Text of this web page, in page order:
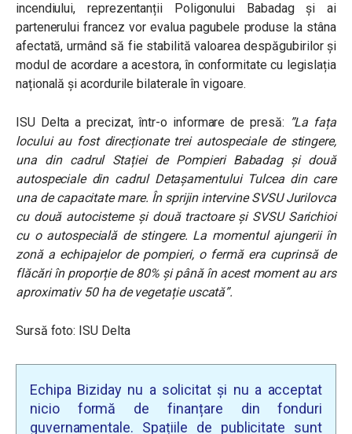
incendiului, reprezentanții Poligonului Babadag și ai
partenerului francez vor evalua pagubele produse la stâna
afectată, urmând să fie stabilită valoarea despăgubirilor și
modul de acordare a acestora, în conformitate cu legislația
națională și acordurile bilaterale în vigoare.
ISU Delta a precizat, într-o informare de presă: ”La fața
locului au fost direcționate trei autospeciale de stingere,
una din cadrul Stației de Pompieri Babadag și două
autospeciale din cadrul Detașamentului Tulcea din care
una de capacitate mare. În sprijin intervine SVSU Jurilovca
cu două autocisterne și două tractoare și SVSU Sarichioi
cu o autospecială de stingere. La momentul ajungerii în
zonă a echipajelor de pompieri, o fermă era cuprinsă de
flăcări în proporție de 80% și până în acest moment au ars
aproximativ 50 ha de vegetație uscată”.
Sursă foto: ISU Delta
Echipa Biziday nu a solicitat și nu a acceptat
nicio formă de finanțare din fonduri
guvernamentale. Spațiile de publicitate sunt